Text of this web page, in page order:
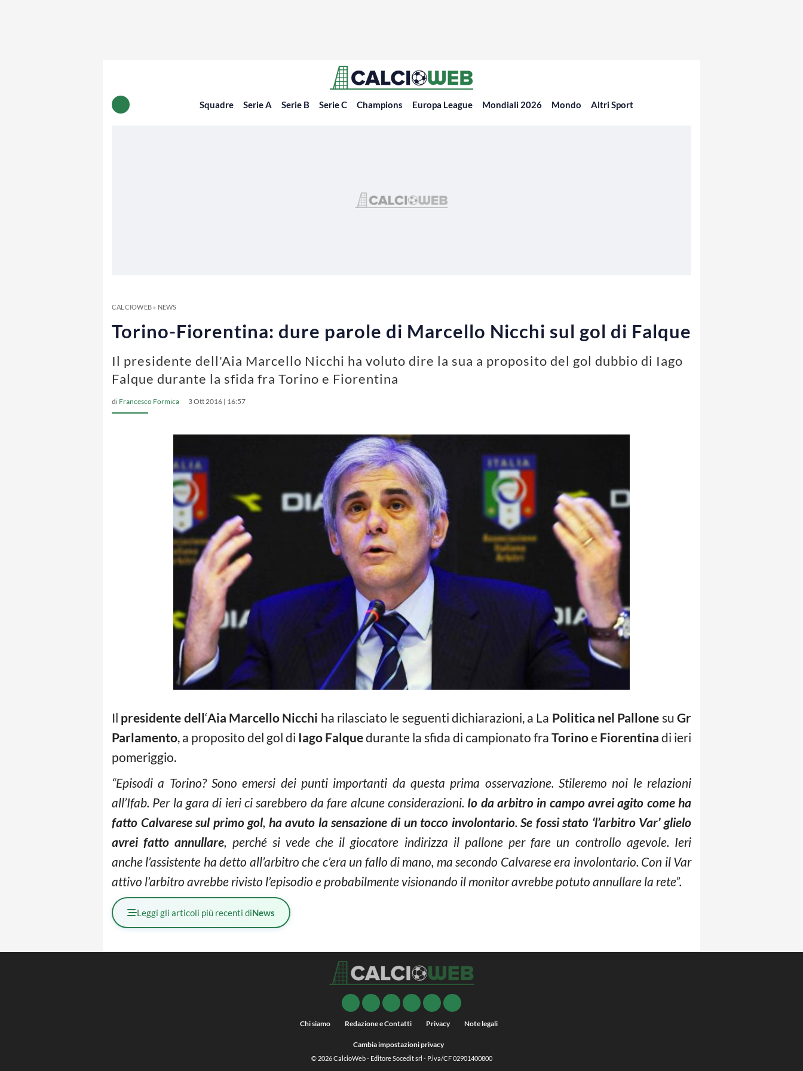
Squadre Serie A Serie B Serie C Champions Europa League Mondiali 2026 Mondo Altri Sport
CALCIOWEB» NEWS
Torino-Fiorentina: dure parole di Marcello Nicchi sul gol di Falque
Il presidente dell'Aia Marcello Nicchi ha voluto dire la sua a proposito del gol dubbio di Iago
Falque durante la sfida fra Torino e Fiorentina
di Francesco Formica 3 Ott 2016 | 16:57
Il presidente dell‘Aia Marcello Nicchi ha rilasciato le seguenti dichiarazioni, a La Politica nel Pallone su Gr
Parlamento, a proposito del gol di Iago Falquedurante la sfida di campionato fra Torinoe Fiorentina di ieri
pomeriggio.
“Episodi a Torino? Sono emersi dei punti importanti da questa prima osservazione. Stileremo noi le relazioni
all’Ifab. Per la gara di ieri ci sarebbero da fare alcune considerazioni. Io da arbitro in campo avrei agito come ha
fatto Calvarese sul primo gol, ha avuto la sensazione di un tocco involontario.Se fossi stato ‘l’arbitro Var’ glielo
avrei fatto annullare, perché si vede che il giocatore indirizza il pallone per fare un controllo agevole. Ieri
anche l’assistente ha detto all’arbitro che c’era un fallo di mano, ma secondo Calvarese era involontario. Con il Var
attivo l’arbitro avrebbe rivisto l’episodio e probabilmente visionando il monitor avrebbe potuto annullare la rete”.
Leggi gli articoli più recenti diNews
Chi siamo Redazione e Contatti Privacy Note legali
Cambia impostazioni privacy
© 2026CalcioWeb- Editore Socedit srl - P.iva/CF 02901400800